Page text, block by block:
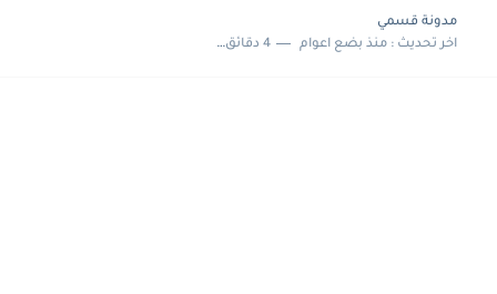
مدونة قسمي
اخر تحديث :منذ بضع اعوام 4 دقائق للقراءة